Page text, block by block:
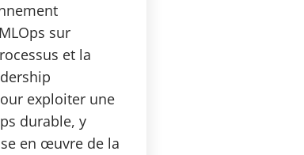
sur
et la
exploiter une
durable, y
en œuvre de la